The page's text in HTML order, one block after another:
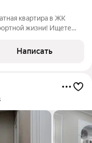
квартира в ЖК
жизни! Ищете
в современном жилом
Написать